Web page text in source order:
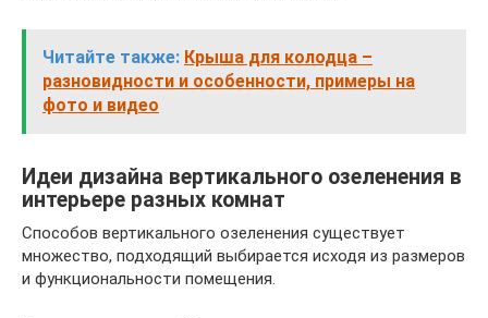
Читайте также: Крыша для колодца –
разновидности и особенности, примеры на
фото и видео
Идеи дизайна вертикального озеленения в
интерьере разных комнат
Способов вертикального озеленения существует
множество, подходящий выбирается исходя из размеров
и функциональности помещения.